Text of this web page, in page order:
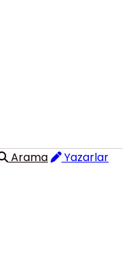
Arama
Yazarlar